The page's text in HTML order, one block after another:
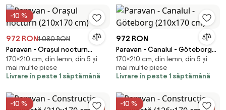
-10 %
972 RON1.080 RON
Paravan - Orașul nocturn
(210x170 cm)
170×210 cm, din lemn, din 5 și
mai multe piese
Livrare în peste 1 săptămână
972 RON
Paravan - Canalul - Göteborg
(210x170 cm)
170×210 cm, din lemn, din 5 și
mai multe piese
Livrare în peste 1 săptămână
-10 % -10 %